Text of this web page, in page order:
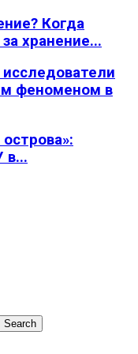
Когда
хранение...
феноменом в
в...
Search